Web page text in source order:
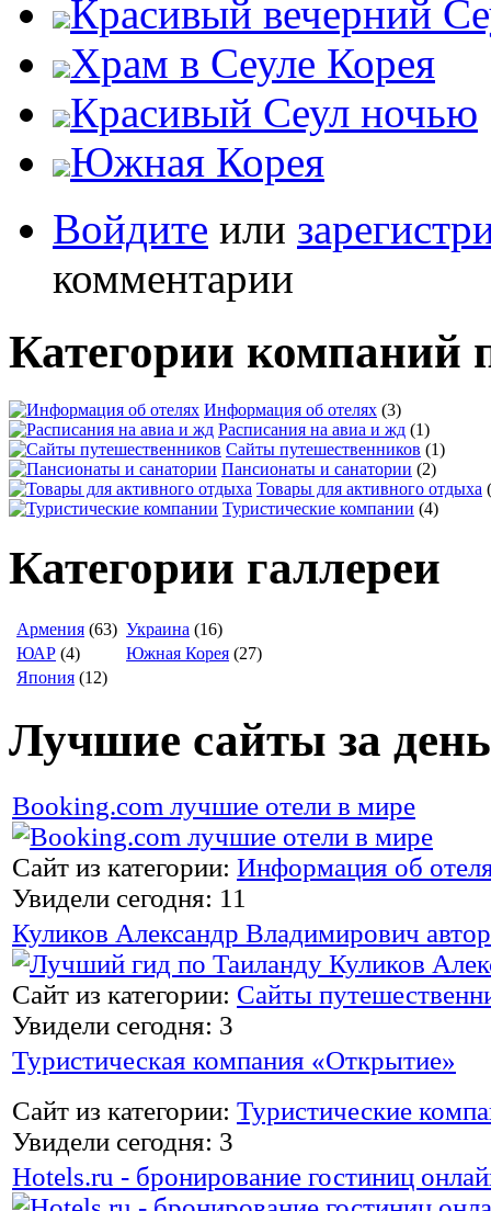
Красивый вечерний
Храм в Сеуле Корея
Красивый Сеул ночью
Южная Корея
Войдите или
комментарии
Категории компаний
Информация об отелях (3)
Расписания на авиа и жд (1)
Сайты путешественников (1)
Пансионаты и санатории (2)
Товары для активного отдыха
Туристические компании (4)
Категории галлереи
Армения (63) Украина (16)
ЮАР (4) Южная Корея (27)
Япония (12)
Лучшие сайты за день
Booking.com лучшие отели в мире
Сайт из категории: Информация об
Увидели сегодня: 11
Куликов Александр Владимирович
Сайт из категории: Сайты
Увидели сегодня: 3
Туристическая компания «Открытие»
Сайт из категории: Туристические
Увидели сегодня: 3
Hotels.ru - бронирование гостиниц